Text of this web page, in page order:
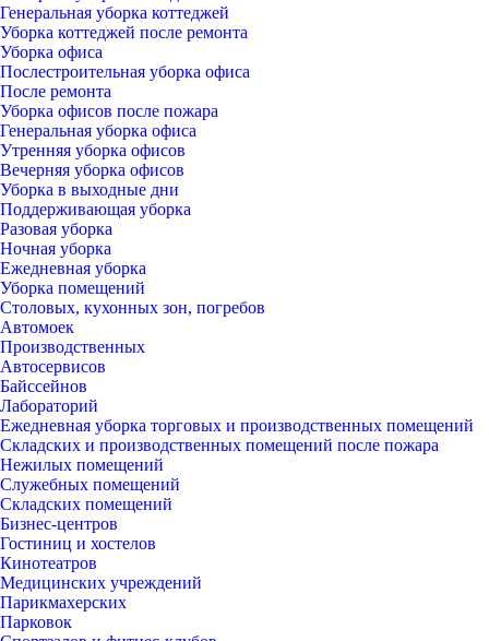
Генеральная уборка коттеджей
Уборка коттеджей после ремонта
Уборка офиса
Послестроительная уборка офиса
После ремонта
Уборка офисов после пожара
Генеральная уборка офиса
Утренняя уборка офисов
Вечерняя уборка офисов
Уборка в выходные дни
Поддерживающая уборка
Разовая уборка
Ночная уборка
Ежедневная уборка
Уборка помещений
Столовых, кухонных зон, погребов
Автомоек
Производственных
Автосервисов
Байссейнов
Лабораторий
Ежедневная уборка торговых и производственных помещений
Складских и производственных помещений после пожара
Нежилых помещений
Служебных помещений
Складских помещений
Бизнес-центров
Гостиниц и хостелов
Кинотеатров
Медицинских учреждений
Парикмахерских
Парковок